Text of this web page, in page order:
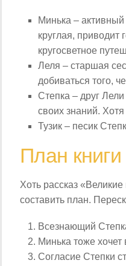
Минька –
круглая, приводит
кругосветное
Леля – старшая
добиваться того,
Степка – друг
своих знаний.
Тузик – песик
План книги
Хоть рассказ
составить план.
Всезнающий
Минька тоже хочет
Согласие Степки